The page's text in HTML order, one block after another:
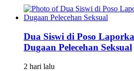
Dua Siswi di Poso
Dugaan Pelecehan Seksual
2 hari lalu